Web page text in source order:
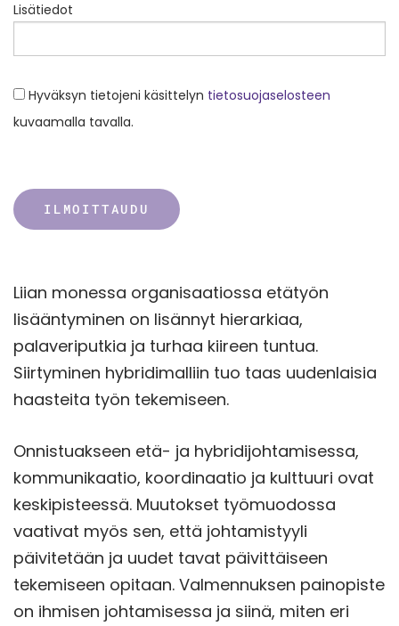
Lisätiedot
Hyväksyn tietojeni käsittelyn tietosuojaselosteen
kuvaamalla tavalla.
Liian monessa organisaatiossa etätyön
lisääntyminen on lisännyt hierarkiaa,
palaveriputkia ja turhaa kiireen tuntua.
Siirtyminen hybridimalliin tuo taas uudenlaisia
haasteita työn tekemiseen.
Onnistuakseen etä- ja hybridijohtamisessa,
kommunikaatio, koordinaatio ja kulttuuri ovat
keskipisteessä. Muutokset työmuodossa
vaativat myös sen, että johtamistyyli
päivitetään ja uudet tavat päivittäiseen
tekemiseen opitaan. Valmennuksen painopiste
on ihmisen johtamisessa ja siinä, miten eri